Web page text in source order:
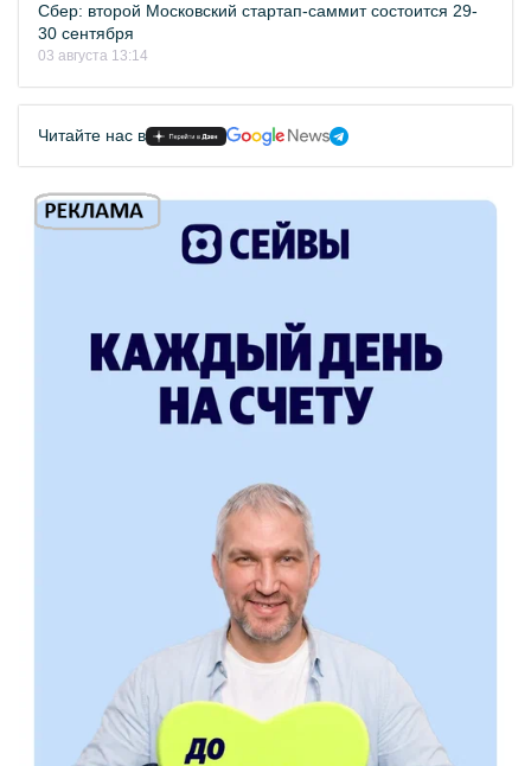
Сбер: второй Московский стартап-саммит состоится 29-
30 сентября
03 августа 13:14
Читайте нас в